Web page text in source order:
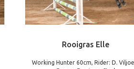
Rooigras Elle
Working Hunter 60cm, Rider: D.